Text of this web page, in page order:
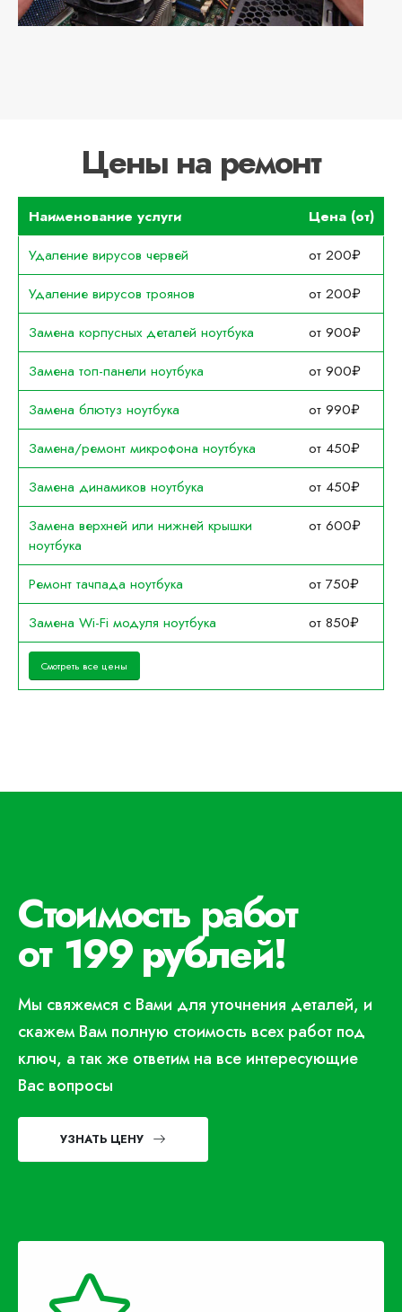
Цены на ремонт
Наименование услуги
Цена (от)
Удаление вирусов червей
от 200₽
Удаление вирусов троянов
от 200₽
Замена корпусных деталей ноутбука
от 900₽
Замена топ-панели ноутбука
от 900₽
Замена блютуз ноутбука
от 990₽
Замена/ремонт микрофона ноутбука
от 450₽
Замена динамиков ноутбука
от 450₽
Замена верхней или нижней крышки
ноутбука
от 600₽
Ремонт тачпада ноутбука
от 750₽
Замена Wi-Fi модуля ноутбука
от 850₽
Смотреть все цены
Стоимость работ
от 199 рублей!
Мы свяжемся с Вами для уточнения деталей, и
скажем Вам полную стоимость всех работ под
ключ, а так же ответим на все интересующие
Вас вопросы
УЗНАТЬ ЦЕНУ